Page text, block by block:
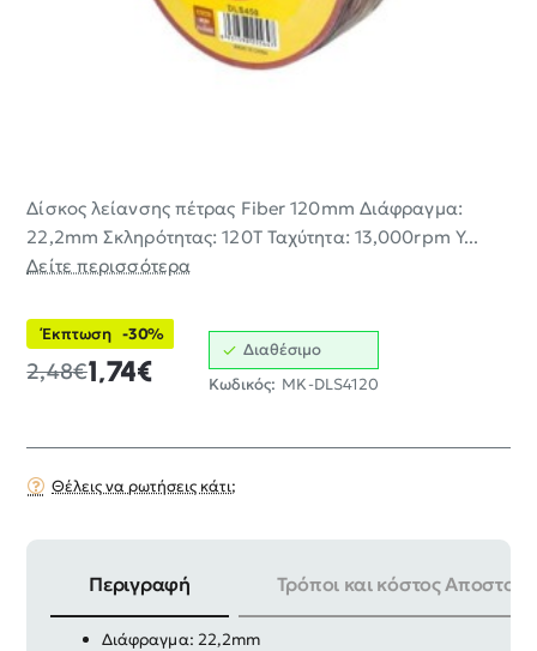
Δίσκος λείανσης πέτρας Fiber 120mm Διάφραγμα:
22,2mm Σκληρότητας: 120T Ταχύτητα: 13,000rpm Υ...
Δείτε περισσότερα
Έκπτωση -30%
1,74€
2,48€
Διαθέσιμο
Κωδικός: MK-DLS4120
Θέλεις να ρωτήσεις κάτι;
Περιγραφή Τρόποι και κόστος
Δίσκος λείανσης πέτρας Fiber 120mm
Διάφραγμα: 22,2mm